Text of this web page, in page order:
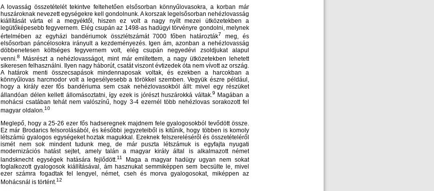
A lovasság összetételét tekintve feltehetően elsősorban könnyűlovasokra, a korban már
huszároknak nevezett egységekre kell gondolnunk. A korszak legelsősorban nehézlovasság
kiállítását várta el a megyéktől, hiszen ez volt a nagy nyílt mezei ütközetekben a
legütőképesebb fegyvernem. Elég csupán az 1498-as hadügyi törvényre gondolni, melynek
értelmében az egyházi bandériumok összlétszámát 7000 főben határozták7
meg, és
elsősorban páncélosokra irányult a kezdeményezés. Igen ám, azonban a nehézlovasság
döbbenetesen költséges fegyvernem volt, elég csupán negyedévi zsoldjukat alapul
venni.8
Másrészt a nehézlovasságot, mint már említettem, a nagy ütközetekben lehetett
sikeresen felhasználni. Ilyen nagy háborút, csatát viszont évtizedek óta nem vívott az ország.
A határok menti összecsapások mindennaposak voltak, és ezekben a harcokban a
könnyűlovas harcmodor volt a legesélyesebb a törökkel szemben. Vegyük észre például,
hogy a király ezer fős bandériuma sem csak nehézlovasokból állt: mivel egy részüket
állandóan délen kellett állomásoztatni, így ezek is jórészt huszárokká váltak.9
Magában a
mohácsi csatában tehát nem valószínű, hogy 3-4 ezernél több nehézlovas sorakozott fel
magyar oldalon.10
Meglepő, hogy a 25-26 ezer fős hadseregnek majdnem fele gyalogosokból tevődött össze.
Ez már Brodarics felsorolásából, és későbbi jegyzeteiből is kitűnik, hogy többen is komoly
létszámú gyalogos egységeket hoztak magukkal. Ezeknek felszereléséről és összetételéről
ismét nem sok mindent tudunk meg, de már puszta létszámuk is egyfajta nyugati
modernizációs hatást sejtet, amely talán a magyar király által is alkalmazott német
landsknecht egységek hatására fejlődött.11
Maga a magyar hadügy ugyan nem sokat
foglalkozott gyalogosok kiállításával, ám hasznukat semmiképpen sem becsülte le, mivel
ezer számra fogadtak fel lengyel, német, cseh és morva gyalogosokat, miképpen az
Mohácsnál is történt.12